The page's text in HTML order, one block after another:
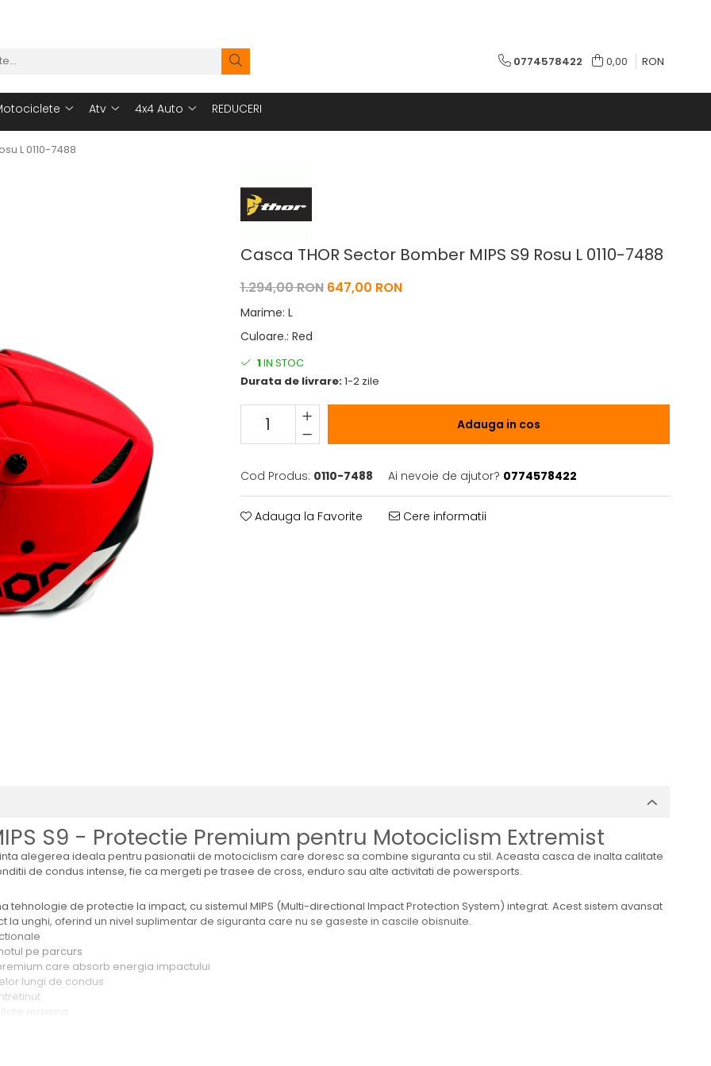
0774578422 0,00 RON
Atv 4x4 Auto REDUCERI
L 0110-7488
Casca THOR Sector Bomber MIPS S9 Rosu L 0110-7488
1.294,00 RON 647,00 RON
Marime: L
Culoare.: Red
1IN STOC
Durata de livrare:1-2 zile
Adauga in cos
Cod Produs: 0110-7488 Ai nevoie de ajutor? 0774578422
Adauga la Favorite Cere informatii
S9 - Protectie Premium pentru Motociclism Extremist
alegerea ideala pentru pasionatii de motociclism care doresc sa combine siguranta cu stil. Aceasta casca de inalta calitate
de condus intense, fie ca mergeti pe trasee de cross, enduro sau alte activitati de powersports.
tehnologie de protectie la impact, cu sistemul MIPS (Multi-directional Impact Protection System) integrat. Acest sistem avansat
unghi, oferind un nivel suplimentar de siguranta care nu se gaseste in cascile obisnuite.
pe parcurs
care absorb energia impactului
lungi de condus
Bomber a fost proiectata cu atentie la detalii pentru a asigura confort maxim chiar si in situatii de condus prolongat.